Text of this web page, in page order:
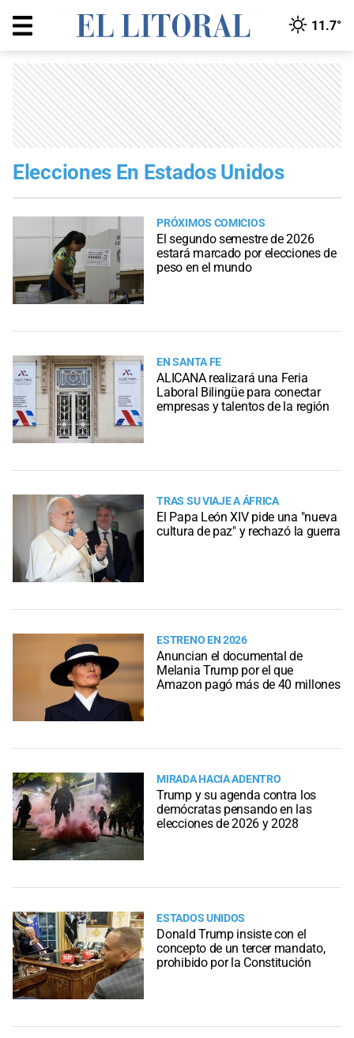
11.7°
Elecciones En Estados Unidos
PRÓXIMOS COMICIOS
El segundo semestre de 2026
estará marcado por elecciones de
peso en el mundo
EN SANTA FE
ALICANA realizará una Feria
Laboral Bilingüe para conectar
empresas y talentos de la región
TRAS SU VIAJE A ÁFRICA
El Papa León XIV pide una "nueva
cultura de paz" y rechazó la guerra
ESTRENO EN 2026
Anuncian el documental de
Melania Trump por el que
Amazon pagó más de 40 millones
MIRADA HACIA ADENTRO
Trump y su agenda contra los
demócratas pensando en las
elecciones de 2026 y 2028
ESTADOS UNIDOS
Donald Trump insiste con el
concepto de un tercer mandato,
prohibido por la Constitución